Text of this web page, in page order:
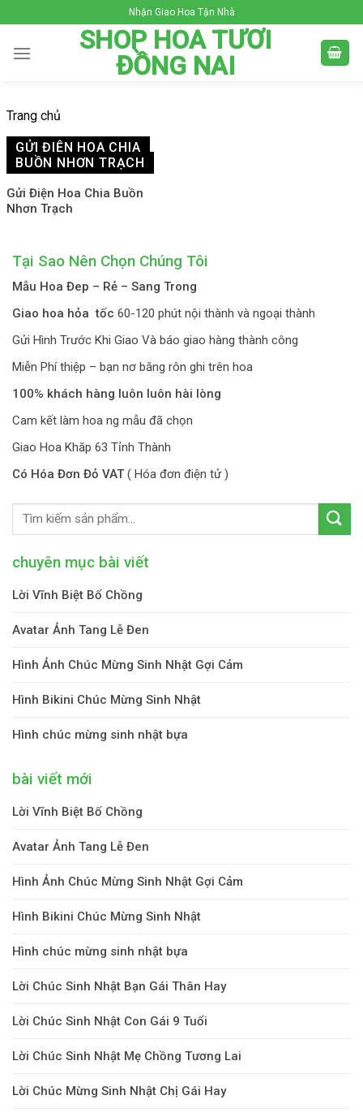
to
content
Nhận Giao Hoa Tận Nhà
SHOP HOA TƯƠI
ĐỒNG NAI
Trang chủ
GỬI ĐIỆN HOA CHIA
BUỒN NHƠN TRẠCH
Gửi Điện Hoa Chia Buồn
Nhơn Trạch
Tại Sao Nên Chọn Chúng Tôi
Mẫu Hoa Đep – Rẻ – Sang Trong
Giao hoa hỏa tốc 60-120 phút nội thành và ngoại thành
Gửi Hình Trước Khi Giao Và báo giao hàng thành công
Miễn Phí thiệp – bạn nơ băng rôn ghi trên hoa
100% khách hàng luôn luôn hài lòng
Cam kết làm hoa ng mẫu đã chọn
Giao Hoa Khăp 63 Tỉnh Thành
Có Hóa Đơn Đỏ VAT ( Hóa đơn điện tử )
chuyên mục bài viết
Lời Vĩnh Biệt Bố Chồng
Avatar Ảnh Tang Lễ Đen
Hình Ảnh Chúc Mừng Sinh Nhật Gợi Cảm
Hình Bikini Chúc Mừng Sinh Nhật
Hình chúc mừng sinh nhật bựa
bài viết mới
Lời Vĩnh Biệt Bố Chồng
Avatar Ảnh Tang Lễ Đen
Hình Ảnh Chúc Mừng Sinh Nhật Gợi Cảm
Hình Bikini Chúc Mừng Sinh Nhật
Hình chúc mừng sinh nhật bựa
Lời Chúc Sinh Nhật Bạn Gái Thân Hay
Lời Chúc Sinh Nhật Con Gái 9 Tuổi
Lời Chúc Sinh Nhật Mẹ Chồng Tương Lai
Lời Chúc Mừng Sinh Nhật Chị Gái Hay